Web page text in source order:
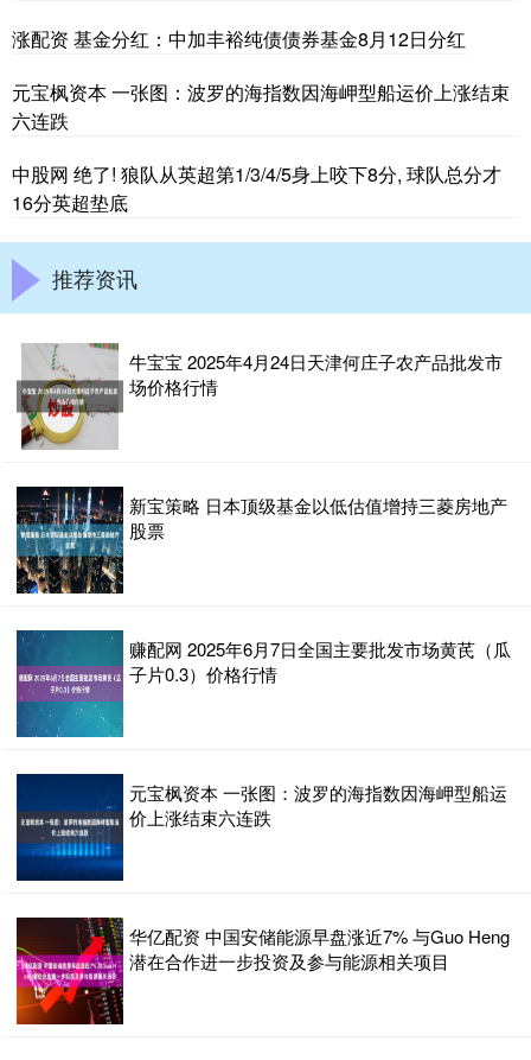
涨配资 基金分红：中加丰裕纯债债券基金8月12日分红
元宝枫资本 一张图：波罗的海指数因海岬型船运价上涨结束
六连跌
中股网 绝了! 狼队从英超第1/3/4/5身上咬下8分, 球队总分才
16分英超垫底
推荐资讯
牛宝宝 2025年4月24日天津何庄子农产品批发市
场价格行情
新宝策略 日本顶级基金以低估值增持三菱房地产
股票
赚配网 2025年6月7日全国主要批发市场黄芪（瓜
子片0.3）价格行情
元宝枫资本 一张图：波罗的海指数因海岬型船运
价上涨结束六连跌
华亿配资 中国安储能源早盘涨近7% 与Guo Heng
潜在合作进一步投资及参与能源相关项目